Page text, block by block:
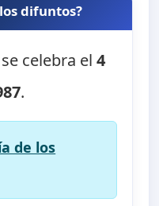
difuntos?
celebra el4
.
de los